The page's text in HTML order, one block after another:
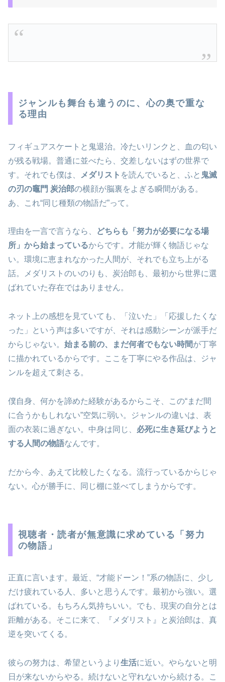
ジャンルも舞台も違うのに、心の奥で重な
る理由
フィギュアスケートと鬼退治。冷たいリンクと、血の匂い
が残る戦場。普通に並べたら、交差しないはずの世界で
す。それでも僕は、
メダリスト を読んでいると、ふと 鬼滅
の刃の竈門 炭治郎の横顔が脳裏をよぎる瞬間がある。
あ、これ“同じ種類の物語だ”って。
理由を一言で言うなら、
どちらも「努力が必要になる場
所」から始まっているからです。才能が輝く物語じゃな
い。環境に恵まれなかった人間が、それでも立ち上がる
話。メダリストのいのりも、炭治郎も、最初から世界に選
ばれていた存在ではありません。
ネット上の感想を見ていても、「泣いた」「応援したくな
った」という声は多いですが、それは感動シーンが派手だ
からじゃない。 始まる前の、まだ何者でもない時間が丁寧
に描かれているからです。ここを丁寧にやる作品は、ジャ
ンルを超えて刺さる。
僕自身、何かを諦めた経験があるからこそ、この“まだ間
に合うかもしれない”空気に弱い。ジャンルの違いは、表
面の衣装に過ぎない。中身は同じ、 必死に生き延びようと
する人間の物語なんです。
だから今、あえて比較したくなる。流行っているからじゃ
ない。心が勝手に、同じ棚に並べてしまうからです。
視聴者・読者が無意識に求めている「努力
の物語」
正直に言います。最近、“才能ドーン！”系の物語に、少し
だけ疲れている人、多いと思うんです。最初から強い。選
ばれている。もちろん気持ちいい。でも、現実の自分とは
距離がある。そこに来て、『メダリスト』と炭治郎は、真
逆を突いてくる。
彼らの努力は、希望というより 生活に近い。やらないと明
日が来ないからやる。続けないと守れないから続ける。こ